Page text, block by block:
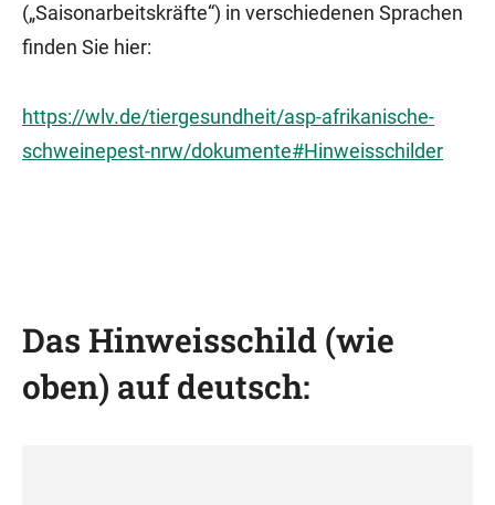
(„Saisonarbeitskräfte“) in verschiedenen Sprachen
finden Sie hier:
https://wlv.de/tiergesundheit/asp-afrikanische-
schweinepest-nrw/dokumente#Hinweisschilder
Das Hinweisschild (wie
oben) auf deutsch: